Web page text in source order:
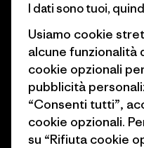
Obiettivi climatici
1% For The Planet
Come finanziamo
Buoni regalo
Trova un negozio
I dati sono tuoi,
Usiamo cookie
alcune funzionalità
cookie opzionali
pubblicità
“Consenti tutti”,
cookie opzionali.
su “Rifiuta cookie